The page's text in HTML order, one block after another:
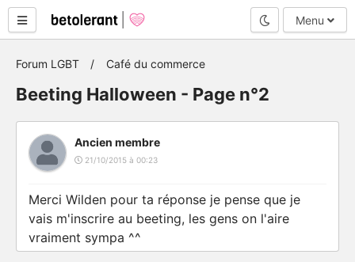
Mode nuit
Menu
Forum LGBT Café du commerce
Beeting Halloween - Page n°2
Ancien membre
21/10/2015 à 00:23
Merci Wilden pour ta réponse je pense que je
vais m'inscrire au beeting, les gens on l'aire
vraiment sympa ^^